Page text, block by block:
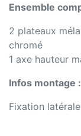
Ensemble
2 plateaux
chromé
1 axe hauteur
Infos montage :
Fixation